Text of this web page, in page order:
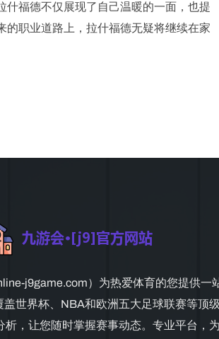
福德不仅展现了自己温暖的一面，也提
职业道路上，拉什福德无疑将继续在家
j9game.com）为热爱体育的您提供一
盖世界杯、NBA和欧洲五大足球联赛等顶
析，让您随时掌握赛事动态。专业平台，